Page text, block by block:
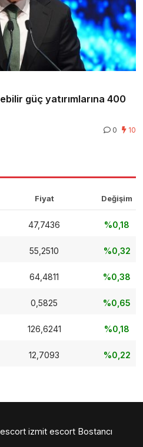
güç yatırımlarına 400
0 10
Fiyat Değişim
47,7436 %0,18
55,2510 %0,32
64,4811 %0,38
0,5825 %0,65
126,6241 %0,18
12,7093 %0,22
izmit escort Bostancı